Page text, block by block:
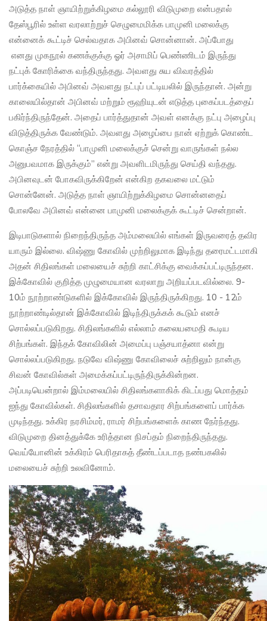
அடுத்த நாள் ஞாயிற்றுக்கிழமை கல்லூரி விடுமுறை என்பதால்
தேஸ்பூரில் உள்ள வரலாற்றுச் செழுமைமிக்க பாமுனி மலைக்கு
என்னைக் கூட்டிச் செல்வதாக அபினவ் சொன்னான். அப்போது
எனது முகநூல் கணக்குக்கு ஓர் அசாமிப் பெண்ணிடம் இருந்து
நட்புக் கோரிக்கை வந்திருந்தது. அவளது சுய விவரத்தில்
பார்க்கையில் அபினவ் அவளது நட்புப் பட்டியலில் இருந்தான். அன்று
காலையில்தான் அபினவ் மற்றும் ரூஹியுடன் எடுத்த புகைப்படத்தைப்
பகிர்ந்திருந்தேன். அதைப் பார்த்துதான் அவள் எனக்கு நட்பு அழைப்பு
விடுத்திருக்க வேண்டும். அவளது அழைப்பை நான் ஏற்றுக் கொண்ட
கொஞ்ச நேரத்தில் “பாமுனி மலைக்குச் சென்று வாருங்கள் நல்ல
அனுபவமாக இருக்கும்” என்று அவளிடமிருந்து செய்தி வந்தது.
அபினவுடன் போகவிருக்கிறேன் என்கிற தகவலை மட்டும்
சொன்னேன். அடுத்த நாள் ஞாயிற்றுக்கிழமை சொன்னதைப்
போலவே அபினவ் என்னை பாமுனி மலைக்குக் கூட்டிச் சென்றான்.
இடிபாடுகளால் நிறைந்திருந்த அம்மலையில் எங்கள் இருவரைத் தவிர
யாரும் இல்லை. விஷ்ணு கோவில் முற்றிலுமாக இடிந்து தரைமட்டமாகி
அதன் சிதிலங்கள் மலையைச் சுற்றி காட்சிக்கு வைக்கப்பட்டிருந்தன.
இக்கோவில் குறித்த முழுமையான வரலாறு அறியப்படவில்லை. 9-
10ம் நூற்றாண்டுகளில் இக்கோவில் இருந்திருக்கிறது. 10 - 12ம்
நூற்றாண்டில்தான் இக்கோவில் இடிந்திருக்கக் கூடும் எனச்
சொல்லப்படுகிறது. சிதிலங்களில் எல்லாம் கலையமைதி கூடிய
சிற்பங்கள். இந்தக் கோவிலின் அமைப்பு பஞ்சயாத்னா என்று
சொல்லப்படுகிறது. நடுவே விஷ்ணு கோவிலைச் சுற்றிலும் நான்கு
சிவன் கோவில்கள் அமைக்கப்பட்டிருந்திருக்கின்றன.
அப்படியென்றால் இம்மலையில் சிதிலங்களாகிக் கிடப்பது மொத்தம்
ஐந்து கோவில்கள். சிதிலங்களில் தசாவதார சிற்பங்களைப் பார்க்க
முடிந்தது. உக்கிர நரசிம்மர், ராமர் சிற்பங்களைக் காண நேர்ந்தது.
விடுமுறை தினத்துக்கே உரித்தான நிசப்தம் நிறைந்திருந்தது.
வெய்யோனின் உக்கிரம் பெரிதாகத் தீண்டப்படாத நண்பகலில்
மலையைச் சுற்றி உலவினோம்.